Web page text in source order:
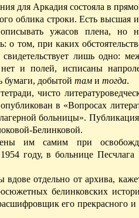
для Аркадия состояла в
облика строки.Есть высшая
ужасов плена, но
о том, при каких
лишь одно:
и полей, исписаны
бумаги, добытой там и тогда.
чисто
в «Вопросах
больницы».
им самим при
1954 году, в больнице
вдове отдельно от архива,
белинковских
его прекрасного